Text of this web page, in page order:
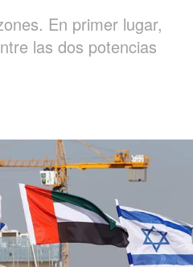
En primer lugar,
las dos potencias